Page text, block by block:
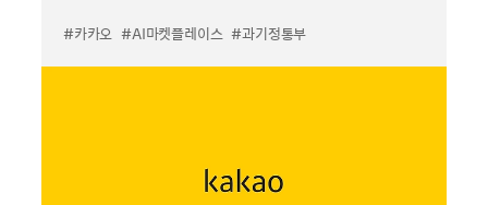
#카카오 #AI마켓플레이스 #과기정통부